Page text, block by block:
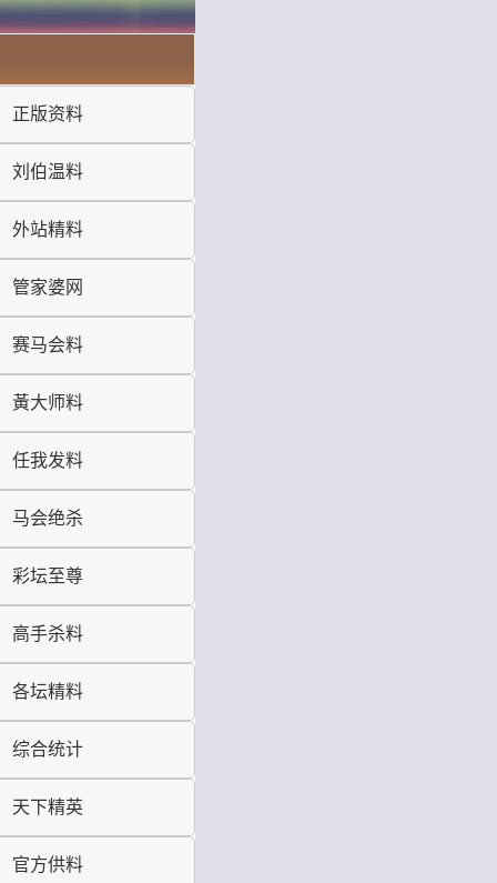
正版资料
刘伯温料
外站精料
管家婆网
赛马会料
黃大师料
任我发料
马会绝杀
彩坛至尊
高手杀料
各坛精料
综合统计
天下精英
官方供料